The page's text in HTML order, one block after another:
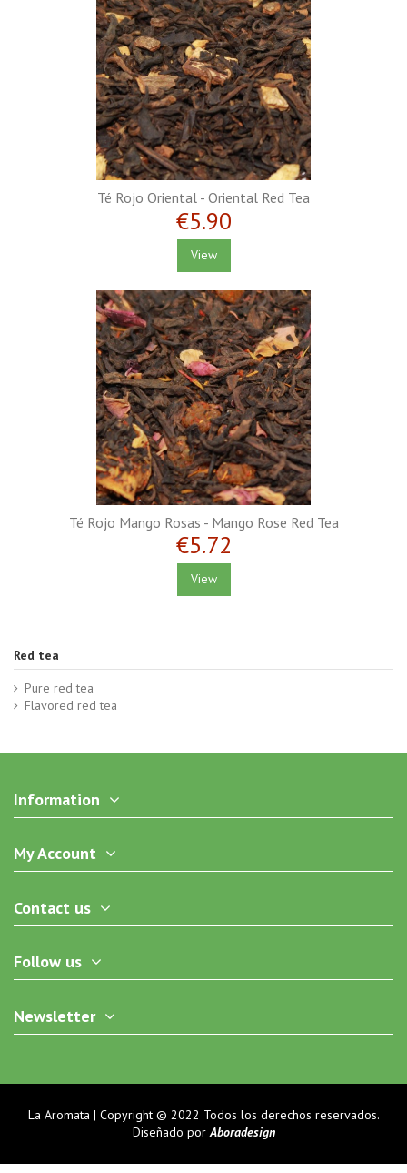
Té Rojo Oriental - Oriental Red Tea
€5.90
View
Té Rojo Mango Rosas - Mango Rose Red Tea
€5.72
View
Red tea
Pure red tea
Flavored red tea
Information
My Account
Contact us
Follow us
Newsletter
La Aromata | Copyright © 2022 Todos los derechos reservados.
Diseñado porAboradesign